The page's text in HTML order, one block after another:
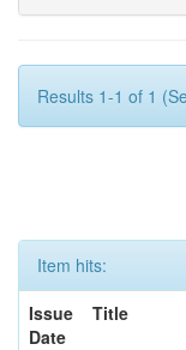
Results 1-1 of 1
Item hits:
Issue
Date
Title